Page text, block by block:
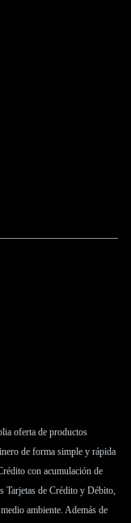
oferta de productos
de forma simple y rápida
con acumulación de
Tarjetas de Crédito y Débito,
ambiente. Además de